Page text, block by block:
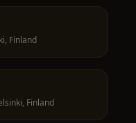
Finland
Finland